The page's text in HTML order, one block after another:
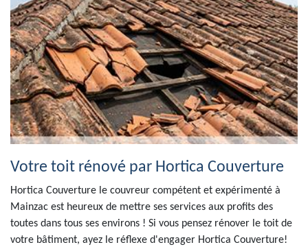
Votre toit rénové par Hortica Couverture
Hortica Couverture le couvreur compétent et expérimenté à
Mainzac est heureux de mettre ses services aux profits des
toutes dans tous ses environs ! Si vous pensez rénover le toit de
votre bâtiment, ayez le réflexe d'engager Hortica Couverture!